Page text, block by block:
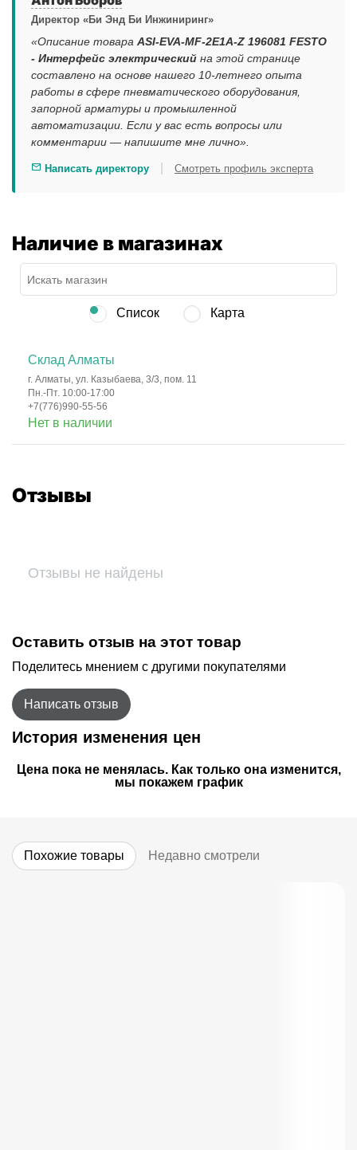
Директор «Би Энд Би Инжиниринг»
«Описание товара ASI-EVA-MF-2E1A-Z 196081 FESTO
- Интерфейс электрический на этой странице
составлено на основе нашего 10-летнего опыта
работы в сфере пневматического оборудования,
запорной арматуры и промышленной
автоматизации. Если у вас есть вопросы или
комментарии — напишите мне лично».
Написать директору Смотреть профиль эксперта
Наличие в магазинах
Список Карта
Склад Алматы
г. Алматы, ул. Казыбаева, 3/3, пом. 11
Пн.-Пт. 10:00-17:00
+7(776)990-55-56
Нет в наличии
Отзывы
Отзывы не найдены
Оставить отзыв на этот товар
Поделитесь мнением с другими покупателями
Написать отзыв
История изменения цен
Цена пока не менялась. Как только она изменится,
мы покажем график
Похожие товары Недавно смотрели